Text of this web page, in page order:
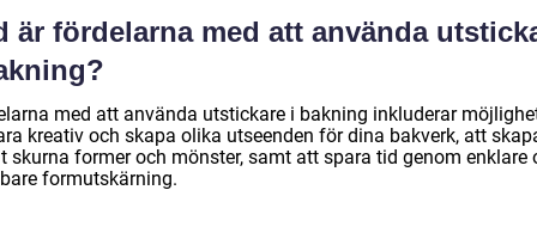
är fördelarna med att använda
med att använda utstickare i bakning inkluderar
kreativ och skapa olika utseenden för dina bakverk, att
skurna former och mönster, samt att spara tid genom enklare
formutskärning.